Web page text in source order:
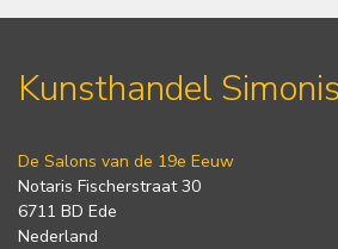
Kunsthandel
De Salons van de 19e Eeuw
Notaris Fischerstraat 30
6711 BD Ede
Nederland